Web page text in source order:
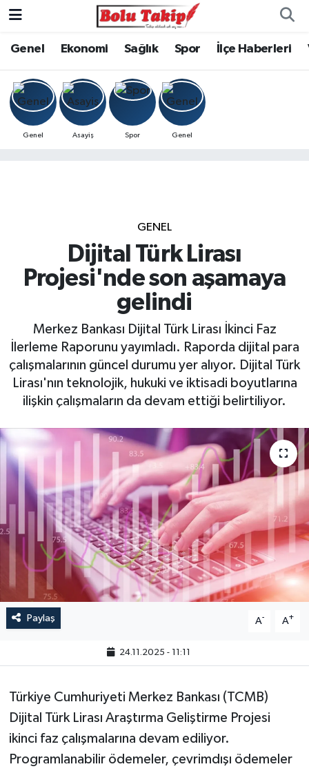
Genel Ekonomi Sağlık Spor İlçe Haberleri
Genel Asayiş Spor Genel
GENEL
Dijital Türk Lirası
Projesi'nde son aşamaya
gelindi
Merkez Bankası Dijital Türk Lirası İkinci Faz
İlerleme Raporunu yayımladı. Raporda dijital para
çalışmalarının güncel durumu yer alıyor. Dijital Türk
Lirası'nın teknolojik, hukuki ve iktisadi boyutlarına
ilişkin çalışmaların da devam ettiği belirtiliyor.
Paylaş A- A+
24.11.2025 - 11:11
Türkiye Cumhuriyeti Merkez Bankası (TCMB)
Dijital Türk Lirası Araştırma Geliştirme Projesi
ikinci faz çalışmalarına devam ediliyor.
Programlanabilir ödemeler, çevrimdışı ödemeler